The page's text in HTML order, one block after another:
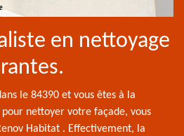
en nettoyage
le 84390 et vous êtes à la
pour nettoyer votre façade, vous
Habitat . Effectivement, la